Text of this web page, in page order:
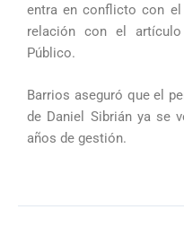
entra en conflicto con
relación con el
Público.
Barrios aseguró que el
de Daniel Sibrián ya se
años de gestión.